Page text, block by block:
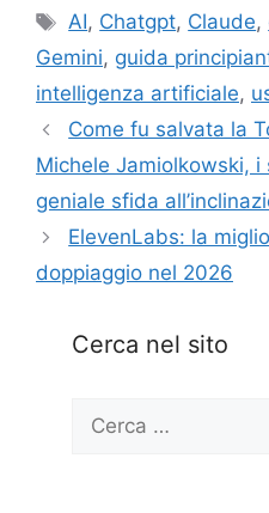
Tag
AI, Chatgpt, Claude,
Gemini, guida
intelligenza artificiale,
Come fu salvata la
Michele Jamiolkowski,
geniale sfida
ElevenLabs: la
doppiaggio nel 2026
Cerca nel sito
Ricerca